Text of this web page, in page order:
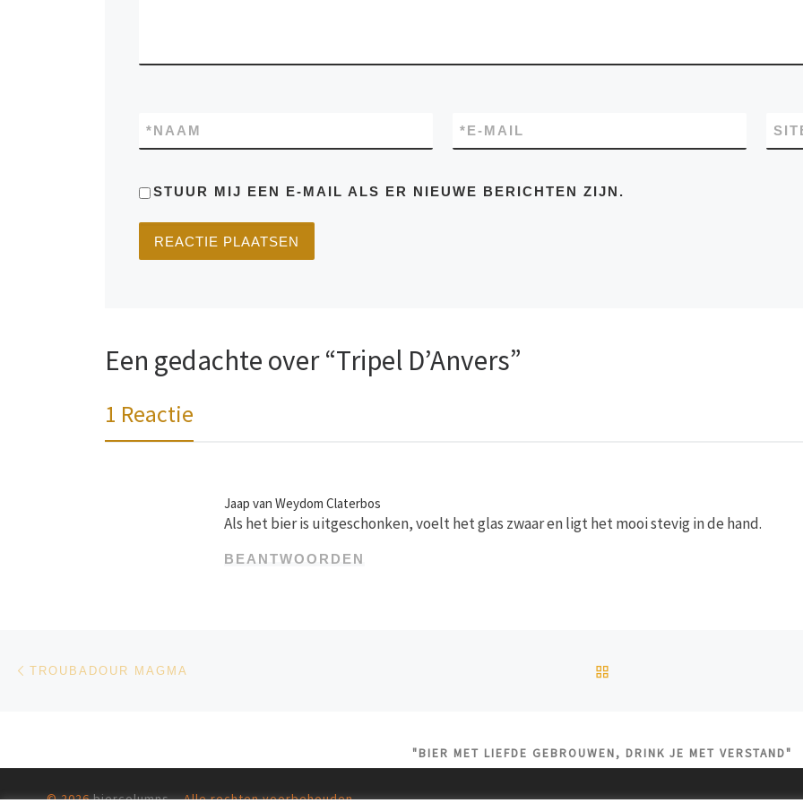
NAAM
* E-MAIL
*
STUUR MIJ EEN E-MAIL ALS ER NIEUWE BERICHTEN ZIJN.
Een gedachte over “Tripel D’Anvers”
1 Reactie
Jaap van Weydom Claterbos
Als het bier is uitgeschonken, voelt het glas zwaar en ligt het mooi stevig in de hand.
BEANTWOORDEN
Bericht navigatie
TROUBADOUR MAGMA
"BIER MET LIEFDE GEBROUWEN, DRINK JE MET VERSTAND"
© 2026biercolumns– Alle rechten voorbehouden